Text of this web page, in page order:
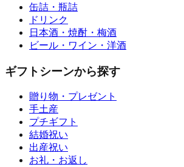
缶詰・瓶詰
ドリンク
日本酒・焼酎・梅酒
ビール・ワイン・洋酒
ギフトシーンから探す
贈り物・プレゼント
手土産
プチギフト
結婚祝い
出産祝い
お礼・お返し